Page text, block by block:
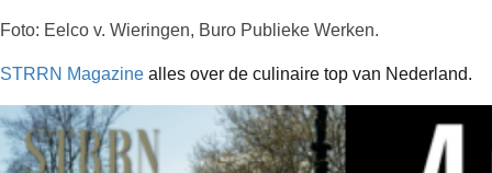
Foto: Eelco v. Wieringen, Buro Publieke Werken.
STRRN Magazine alles over de culinaire top van Nederland.